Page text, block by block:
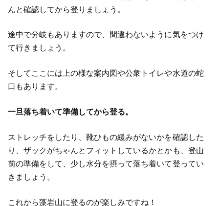
んと確認してから登りましょう。
途中で分岐もありますので、間違わないように気をつけ
て行きましょう。
そしてここには上の様な案内図や公衆トイレや水道の蛇
口もあります。
一旦落ち着いて準備してから登る。
ストレッチをしたり、靴ひもの緩みがないかを確認した
り、ザックがちゃんとフィットしているかとかも、登山
前の準備をして、少し水分を摂って落ち着いて登ってい
きましょう。
これから藻岩山に登るのが楽しみですね！